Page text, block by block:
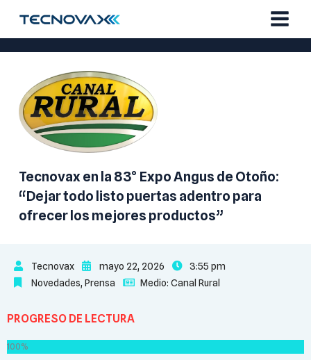
contenido
Tecnovax en la 83° Expo Angus de Otoño:
“Dejar todo listo puertas adentro para
ofrecer los mejores productos”
Tecnovax mayo 22, 2026
3:55 pm
Novedades, Prensa Medio: Canal Rural
PROGRESO DE LECTURA
100%